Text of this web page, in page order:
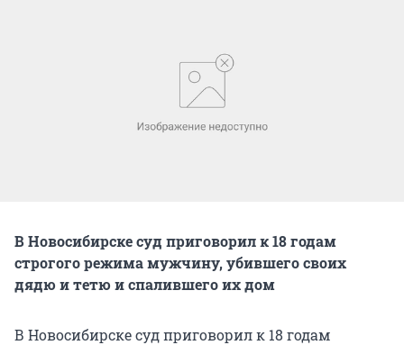
В Новосибирске суд приговорил к 18 годам
строгого режима мужчину, убившего своих
дядю и тетю и спалившего их дом
В Новосибирске суд приговорил к 18 годам